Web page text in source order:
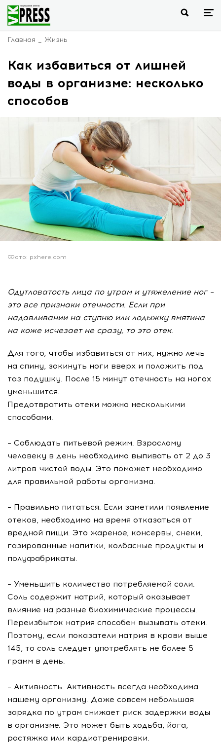
Главная Жизнь
Как избавиться от лишней
воды в организме: несколько
способов
Фото: pxhere.com
Одутловатость лица по утрам и утяжеление ног –
это все признаки отечности. Если при
надавливании на ступню или лодыжку вмятина
на коже исчезает не сразу, то это отек.
Для того, чтобы избавиться от них, нужно лечь
на спину, закинуть ноги вверх и положить под
таз подушку. После 15 минут отечность на ногах
уменьшится.
Предотвратить отеки можно несколькими
способами.
– Соблюдать питьевой режим. Взрослому
человеку в день необходимо выпивать от 2 до 3
литров чистой воды. Это поможет необходимо
для правильной работы организма.
– Правильно питаться. Если заметили появление
отеков, необходимо на время отказаться от
вредной пищи. Это жареное, консервы, снеки,
газированные напитки, колбасные продукты и
полуфабрикаты.
– Уменьшить количество потребляемой соли.
Соль содержит натрий, который оказывает
влияние на разные биохимические процессы.
Переизбыток натрия способен вызывать отеки.
Поэтому, если показатели натрия в крови выше
145, то соль следует употреблять не более 5
грамм в день.
– Активность. Активность всегда необходима
нашему организму. Даже совсем небольшая
зарядка по утрам снижает риск задержки воды
в организме. Это может быть ходьба, йога,
растяжка или кардиотренировки.